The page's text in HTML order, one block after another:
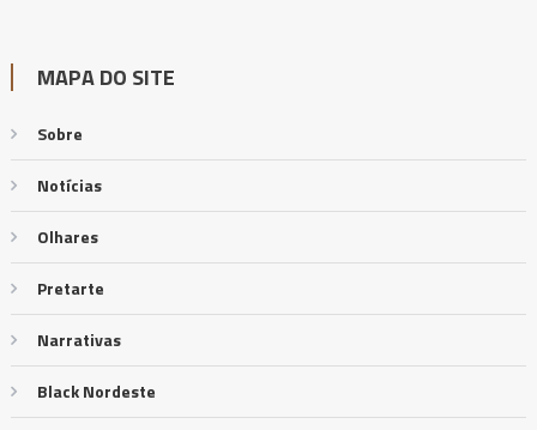
MAPA DO SITE
Sobre
Notícias
Olhares
Pretarte
Narrativas
Black Nordeste